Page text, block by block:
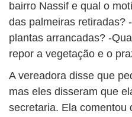
bairro Nassif e qual o
das palmeiras retiradas?
plantas arrancadas? -
repor a vegetação e o
A vereadora disse que
mas eles disseram que
secretaria. Ela comentou